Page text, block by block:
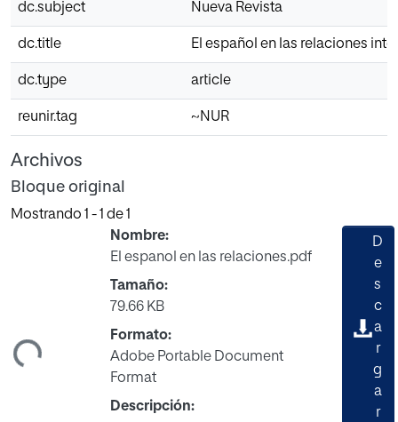
dc.subject Nueva Revista
dc.title El español en las relaciones
dc.type article
reunir.tag ~NUR
Archivos
Bloque original
Mostrando 1 - 1 de 1
Nombre:
El espanol en las relaciones.pdf
Tamaño:
79.66 KB
Formato:
Adobe Portable Document
Format
Descripción:
D
e
s
c
a
r
g
a
r